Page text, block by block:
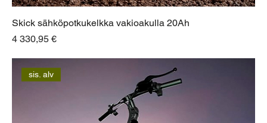
Skick sähköpotkukelkka vakioakulla 20Ah
Hinta
4 330,95 €
sis. alv